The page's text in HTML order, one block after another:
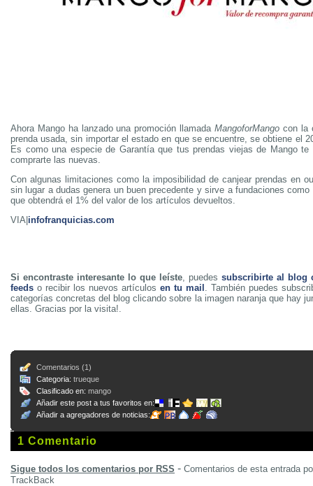
Ahora Mango ha lanzado una promoción llamadaMangoforMango con la
prenda usada, sin importar el estado en que se encuentre, se obtiene el
Es como una especie de Garantía que tus prendas viejas de Mango
comprarte las nuevas.
Con algunas limitaciones como la imposibilidad de canjear prendas en
sin lugar a dudas genera un buen precedente y sirve a fundaciones
que obtendrá el 1% del valor de los artículos devueltos.
VIA| infofranquicias.com
Si encontraste interesante lo que leíste, puedessubscribirte al blog
feeds o recibir los nuevos artículosen tu mail . También puedes
categorías concretas del blog clicando sobre la imagen naranja que hay
ellas. Gracias por la visita!.
Comentarios (1)
Categoria: trueque
Clasificado en: mango
Añadir este post a tus favoritos en:
Añadir a agregadores de noticias:
1 Comentario
Sigue todos los comentarios por RSS - Comentarios de esta entrada
TrackBack